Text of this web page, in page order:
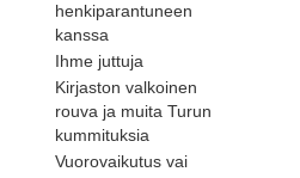
henkiparantuneen
kanssa
Ihme juttuja
Kirjaston valkoinen
rouva ja muita Turun
kummituksia
Vuorovaikutus vai